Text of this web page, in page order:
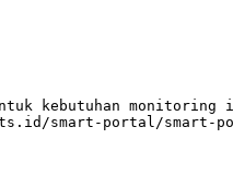
kebutuhan monitoring
smart-portal/